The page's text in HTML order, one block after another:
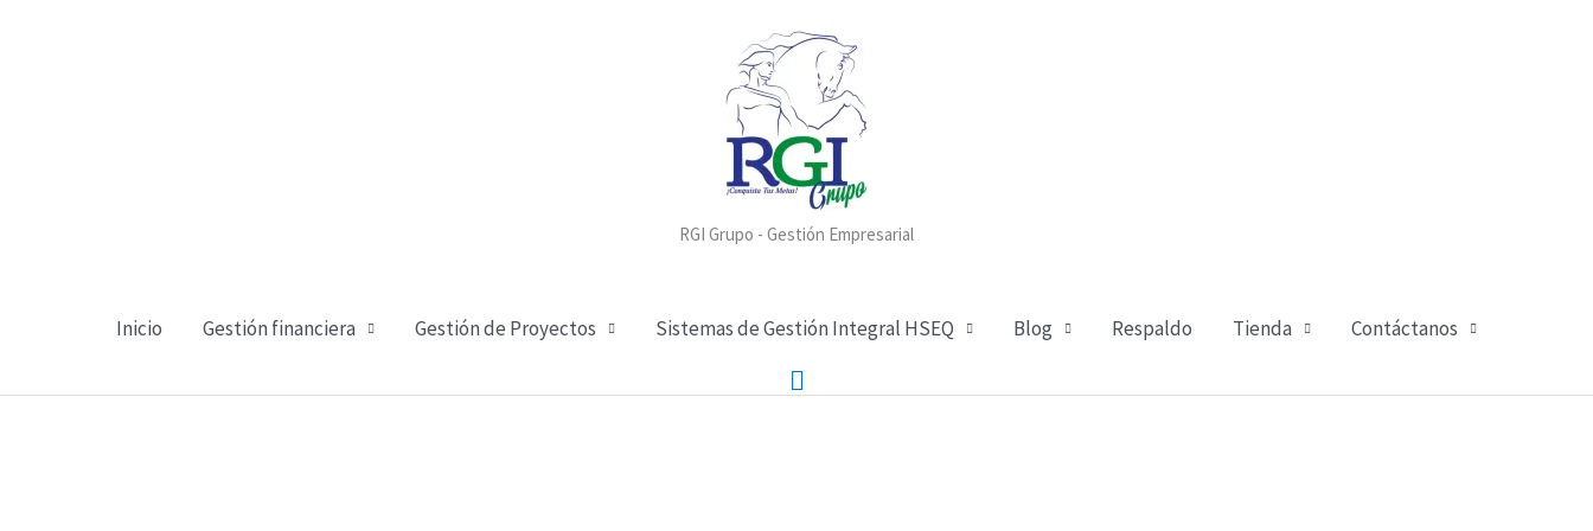
RGI Grupo - Gestión Empresarial
Inicio Gestión financiera Gestión de Proyectos Sistemas de Gestión Integral HSEQ Blog Respaldo Tienda Contáctanos
Buscar